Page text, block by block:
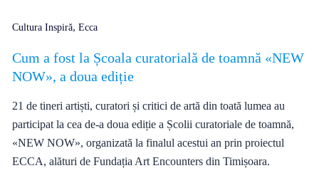
Cultura Inspiră, Ecca
Cum a fost la Școala curatorială de toamnă «NEW
NOW», a doua ediție
21 de tineri artiști, curatori și critici de artă din toată lumea au
participat la cea de-a doua ediție a Școlii curatoriale de toamnă,
«NEW NOW», organizată la finalul acestui an prin proiectul
ECCA, alături de Fundația Art Encounters din Timișoara.